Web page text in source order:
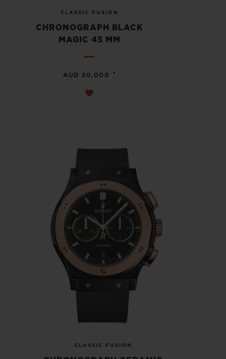
CLASSIC FUSION
CHRONOGRAPH BLACK
MAGIC 45 MM
AUD 20,000 •
CLASSIC FUSION